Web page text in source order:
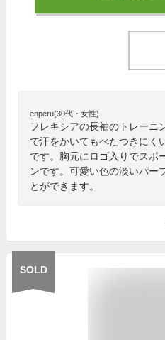
enperu(30代・女性)
フレキシアの長袖のトレーニ
で汗をかいてもべたつきにく
です。胸元にロゴ入りでスポ
ンです。可愛い色の淡いパー
とができます。
SOLD